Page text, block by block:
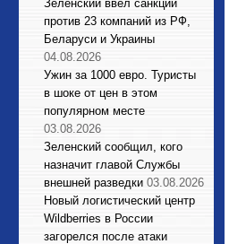
Зеленский ввел санкции
против 23 компаний из РФ,
Беларуси и Украины
04.08.2026
Ужин за 1000 евро. Туристы
в шоке от цен в этом
популярном месте
03.08.2026
Зеленский сообщил, кого
назначит главой Службы
внешней разведки 03.08.2026
Новый логистический центр
Wildberries в России
загорелся после атаки